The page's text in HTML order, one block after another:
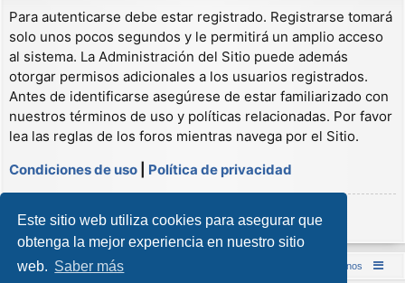
Este sitio web utiliza cookies para asegurar que
obtenga la mejor experiencia en nuestro sitio
web. Saber más
Para autenticarse debe estar registrado. Registrarse tomará
solo unos pocos segundos y le permitirá un amplio acceso
al sistema. La Administración del Sitio puede además
otorgar permisos adicionales a los usuarios registrados.
Antes de identificarse asegúrese de estar familiarizado con
nuestros términos de uso y políticas relacionadas. Por favor
lea las reglas de los foros mientras navega por el Sitio.
Condiciones de uso
Política de privacidad
Registrarse
Inicio (Web) Foro Punta de Lanza Wargames Contáctenos